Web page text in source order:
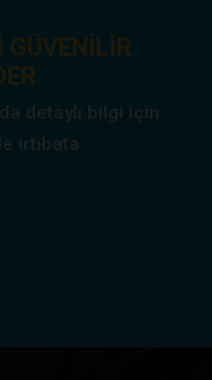
detaylı bilgi için
irtibata